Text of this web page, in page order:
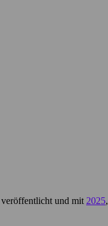
veröffentlicht und mit 2025,